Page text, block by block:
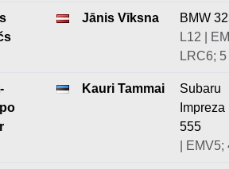
Jānis Vīksna
BMW
L12 |
LRC6; 5
Kauri Tammai
Subaru
Impreza
555
| EMV5;